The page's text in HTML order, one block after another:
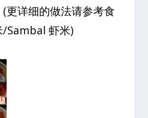
更详细的做法请参考食
/Sambal 虾米)